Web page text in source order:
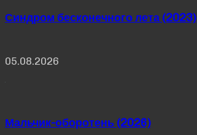
Синдром бесконечного лета (2023)
05.08.2026
Мальчик-оборотень (2026)